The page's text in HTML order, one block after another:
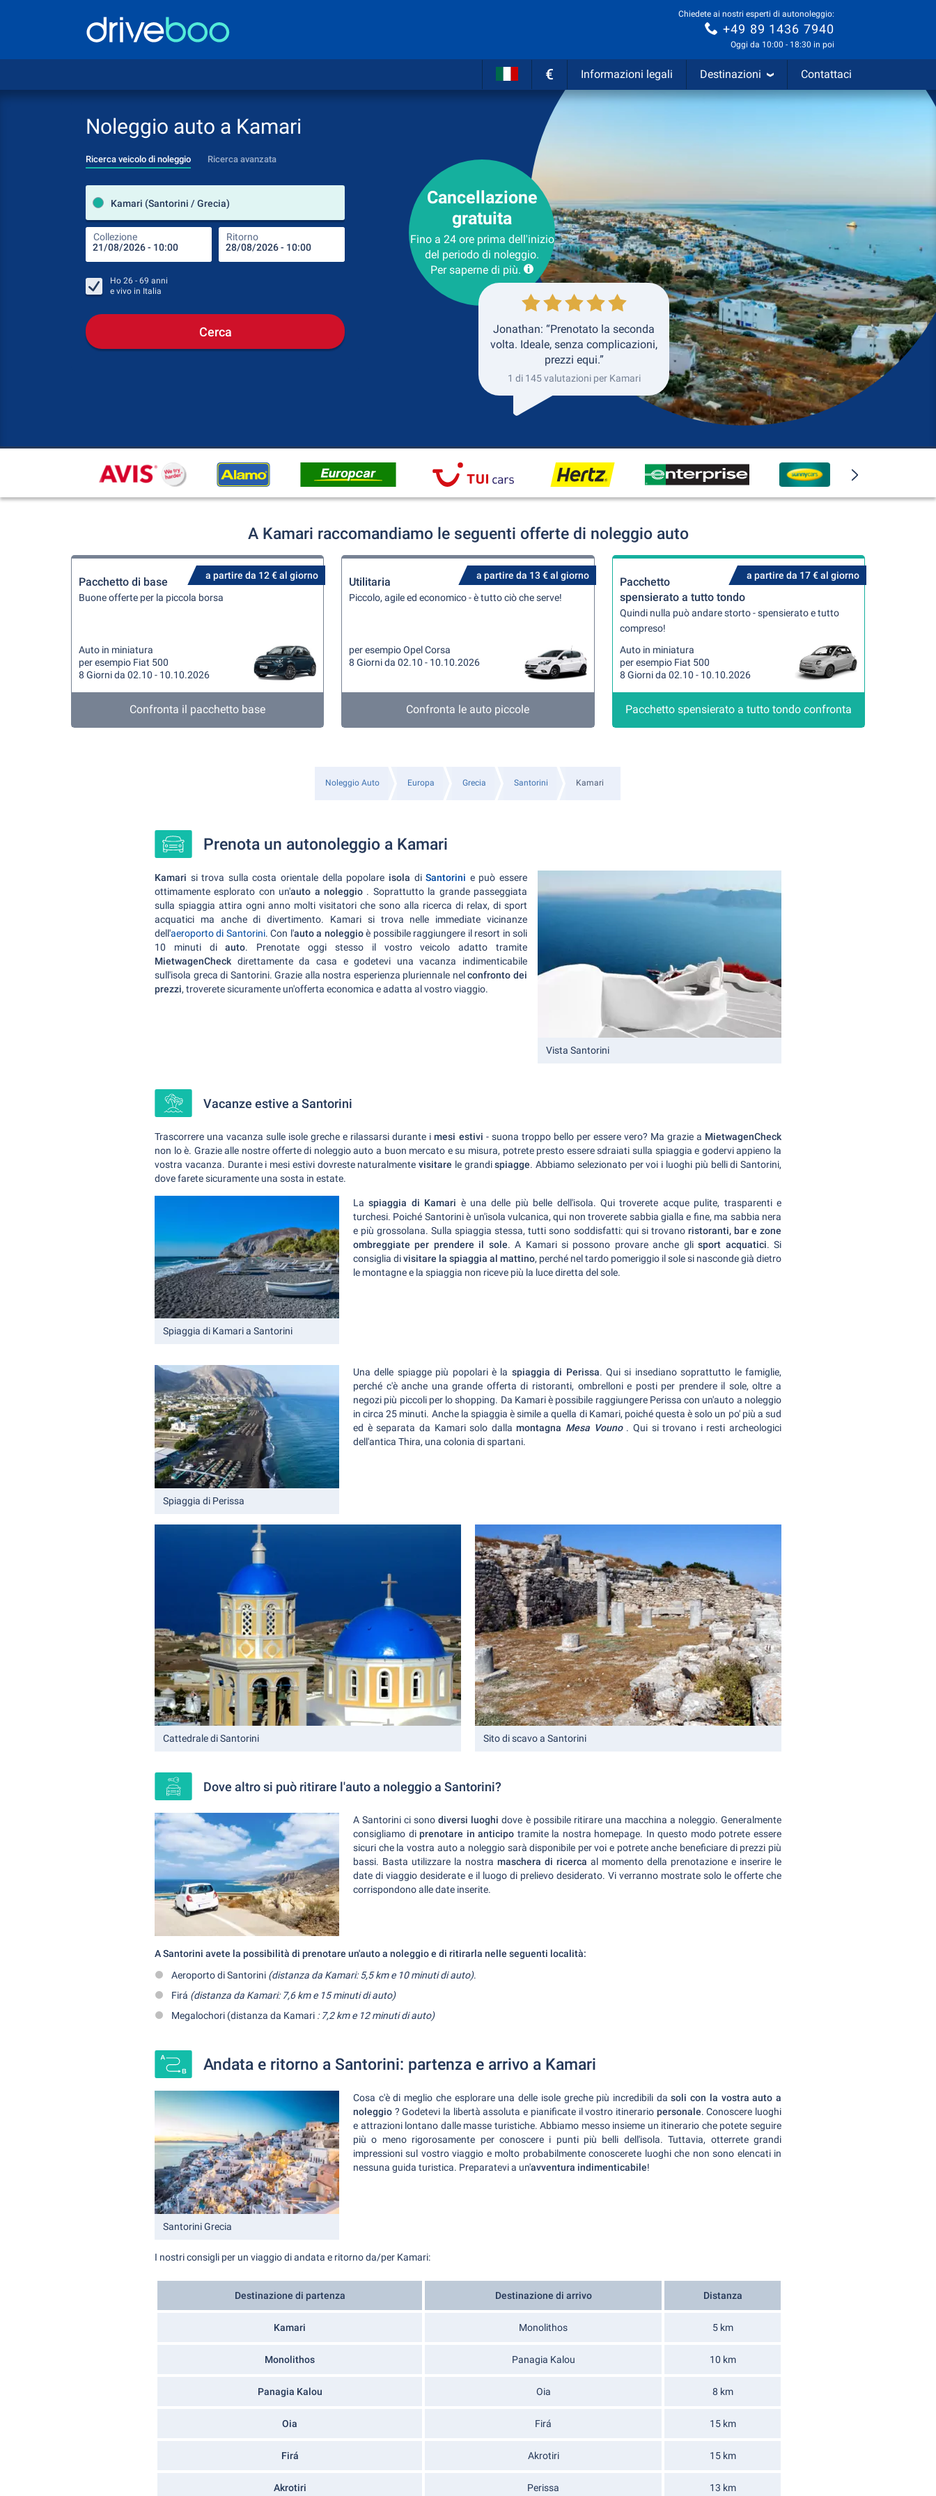
Chiedete ai nostri esperti di autonoleggio:
+49 89 1436 7940
Oggi da 10:00 - 18:30 in poi
€ Informazioni legali Destinazioni Contattaci
Noleggio auto a Kamari
Ricerca veicolo di noleggio Ricerca avanzata
Kamari (Santorini / Grecia)
Collezione Ritorno
Luogo del noleggio
Luogo di ritorno
Ritorno
Ho 26 - 69 anni
e vivo in Italia
Cerca
Cancellazione
gratuita
Fino a 24 ore prima dell'inizio
del periodo di noleggio.
Per saperne di più.
Jonathan: “Prenotato la seconda
volta. Ideale, senza complicazioni,
prezzi equi.”
1 di 145 valutazioni per Kamari
A Kamari raccomandiamo le seguenti offerte di noleggio auto
a partire da 12 € al giorno
Pacchetto di base
Buone offerte per la piccola borsa
Auto in miniatura
per esempio Fiat 500
8 Giorni da 02.10 - 10.10.2026
Confronta il pacchetto base
a partire da 13 € al giorno
Utilitaria
Piccolo, agile ed economico - è tutto ciò che serve!
per esempio Opel Corsa
8 Giorni da 02.10 - 10.10.2026
Confronta le auto piccole
a partire da 17 € al giorno
Pacchetto
spensierato a tutto tondo
Quindi nulla può andare storto - spensierato e tutto
compreso!
Auto in miniatura
per esempio Fiat 500
8 Giorni da 02.10 - 10.10.2026
Pacchetto spensierato a tutto tondo confronta
Noleggio Auto Europa Grecia Santorini Kamari
Prenota un autonoleggio a Kamari
Vista Santorini
Kamari si trova sulla costa orientale della popolare isola diSantorini e può essere
ottimamente esplorato con un'auto a noleggio . Soprattutto la grande passeggiata
sulla spiaggia attira ogni anno molti visitatori che sono alla ricerca di relax, di sport
acquatici ma anche di divertimento. Kamari si trova nelle immediate vicinanze
dell'aeroporto di Santorini. Con l'auto a noleggioè possibile raggiungere il resort in soli
10 minuti diauto. Prenotate oggi stesso il vostro veicolo adatto tramite
MietwagenCheck direttamente da casa e godetevi una vacanza indimenticabile
sull'isola greca di Santorini. Grazie alla nostra esperienza pluriennale nelconfronto dei
prezzi, troverete sicuramente un'offerta economica e adatta al vostro viaggio.
Vacanze estive a Santorini
Trascorrere una vacanza sulle isole greche e rilassarsi durante imesi estivi - suona troppo bello per essere vero? Ma grazie a MietwagenCheck
non lo è. Grazie alle nostre offerte di noleggio auto a buon mercato e su misura, potrete presto essere sdraiati sulla spiaggia e godervi appieno la
vostra vacanza. Durante i mesi estivi dovreste naturalmentevisitare le grandispiagge. Abbiamo selezionato per voi i luoghi più belli di Santorini,
dove farete sicuramente una sosta in estate.
Spiaggia di Kamari a Santorini
La spiaggia di Kamari è una delle più belle dell'isola. Qui troverete acque pulite, trasparenti e
turchesi. Poiché Santorini è un'isola vulcanica, qui non troverete sabbia gialla e fine, ma sabbia nera
e più grossolana. Sulla spiaggia stessa, tutti sono soddisfatti: qui si trovano ristoranti, bar e zone
ombreggiate per prendere il sole. A Kamari si possono provare anche glisport acquatici. Si
consiglia divisitare la spiaggia al mattino, perché nel tardo pomeriggio il sole si nasconde già dietro
le montagne e la spiaggia non riceve più la luce diretta del sole.
Spiaggia di Perissa
Una delle spiagge più popolari è la spiaggia di Perissa. Qui si insediano soprattutto le famiglie,
perché c'è anche una grande offerta di ristoranti, ombrelloni e posti per prendere il sole, oltre a
negozi più piccoli per lo shopping. Da Kamari è possibile raggiungere Perissa con un'auto a noleggio
in circa 25 minuti. Anche la spiaggia è simile a quella di Kamari, poiché questa è solo un po' più a sud
ed è separata da Kamari solo dallamontagna Mesa Vouno . Qui si trovano i resti archeologici
dell'antica Thira, una colonia di spartani.
Cattedrale di Santorini Sito di scavo a Santorini
Dove altro si può ritirare l'auto a noleggio a Santorini?
A Santorini ci sonodiversi luoghidove è possibile ritirare una macchina a noleggio. Generalmente
consigliamo diprenotare in anticipo tramite la nostra homepage. In questo modo potrete essere
sicuri che la vostra auto a noleggio sarà disponibile per voi e potrete anche beneficiare di prezzi più
bassi. Basta utilizzare la nostra maschera di ricerca al momento della prenotazione e inserire le
date di viaggio desiderate e il luogo di prelievo desiderato. Vi verranno mostrate solo le offerte che
corrispondono alle date inserite.
A Santorini avete la possibilità di prenotare un'auto a noleggio e di ritirarla nelle seguenti località:
Aeroporto di Santorini (distanza da Kamari: 5,5 km e 10 minuti di auto).
Firá (distanza da Kamari: 7,6 km e 15 minuti di auto)
Megalochori (distanza da Kamari : 7,2 km e 12 minuti di auto)
Andata e ritorno a Santorini: partenza e arrivo a Kamari
Santorini Grecia
Cosa c'è di meglio che esplorare una delle isole greche più incredibili dasoli con la vostra auto a
noleggio ? Godetevi la libertà assoluta e pianificate il vostro itinerario personale. Conoscere luoghi
e attrazioni lontano dalle masse turistiche. Abbiamo messo insieme un itinerario che potete seguire
più o meno rigorosamente per conoscere i punti più belli dell'isola. Tuttavia, otterrete grandi
impressioni sul vostro viaggio e molto probabilmente conoscerete luoghi che non sono elencati in
nessuna guida turistica. Preparatevi a un'avventura indimenticabile!
I nostri consigli per un viaggio di andata e ritorno da/per Kamari:
Destinazione di partenza Destinazione di arrivo Distanza
Kamari Monolithos 5 km
Monolithos Panagia Kalou 10 km
Panagia Kalou Oia 8 km
Oia Firá 15 km
Firá Akrotiri 15 km
Akrotiri Perissa 13 km